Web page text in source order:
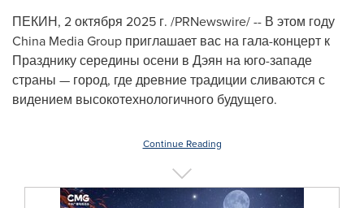
ПЕКИН, 2 октября 2025 г. /PRNewswire/ -- В этом году
China Media Group приглашает вас на гала-концерт к
Празднику середины осени в Дэян на юго-западе
страны — город, где древние традиции сливаются с
видением высокотехнологичного будущего.
Continue Reading